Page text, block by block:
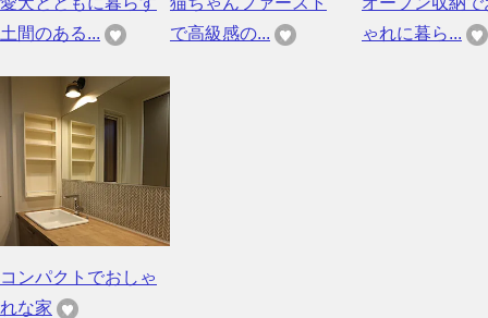
土間のある...
で高級感の...
ゃれに暮ら...
コンパクトでおしゃ
れな家